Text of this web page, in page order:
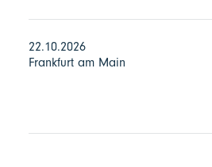
22.10.2026
Frankfurt am Main